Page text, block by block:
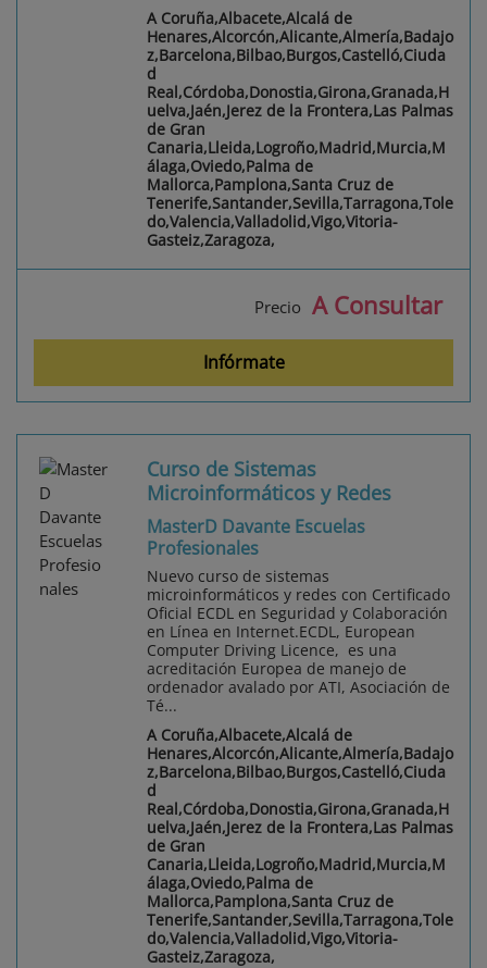
A Coruña,Albacete,Alcalá de
Henares,Alcorcón,Alicante,Almería,Badajo
z,Barcelona,Bilbao,Burgos,Castelló,Ciuda
d
Real,Córdoba,Donostia,Girona,Granada,H
uelva,Jaén,Jerez de la Frontera,Las Palmas
de Gran
Canaria,Lleida,Logroño,Madrid,Murcia,M
álaga,Oviedo,Palma de
Mallorca,Pamplona,Santa Cruz de
Tenerife,Santander,Sevilla,Tarragona,Tole
do,Valencia,Valladolid,Vigo,Vitoria-
Gasteiz,Zaragoza,
Precio A Consultar
Infórmate
Curso de Sistemas
Microinformáticos y Redes
MasterD Davante Escuelas
Profesionales
Nuevo curso de sistemas
microinformáticos y redes con Certificado
Oficial ECDL en Seguridad y Colaboración
en Línea en Internet.ECDL, European
Computer Driving Licence, es una
acreditación Europea de manejo de
ordenador avalado por ATI, Asociación de
Té...
A Coruña,Albacete,Alcalá de
Henares,Alcorcón,Alicante,Almería,Badajo
z,Barcelona,Bilbao,Burgos,Castelló,Ciuda
d
Real,Córdoba,Donostia,Girona,Granada,H
uelva,Jaén,Jerez de la Frontera,Las Palmas
de Gran
Canaria,Lleida,Logroño,Madrid,Murcia,M
álaga,Oviedo,Palma de
Mallorca,Pamplona,Santa Cruz de
Tenerife,Santander,Sevilla,Tarragona,Tole
do,Valencia,Valladolid,Vigo,Vitoria-
Gasteiz,Zaragoza,